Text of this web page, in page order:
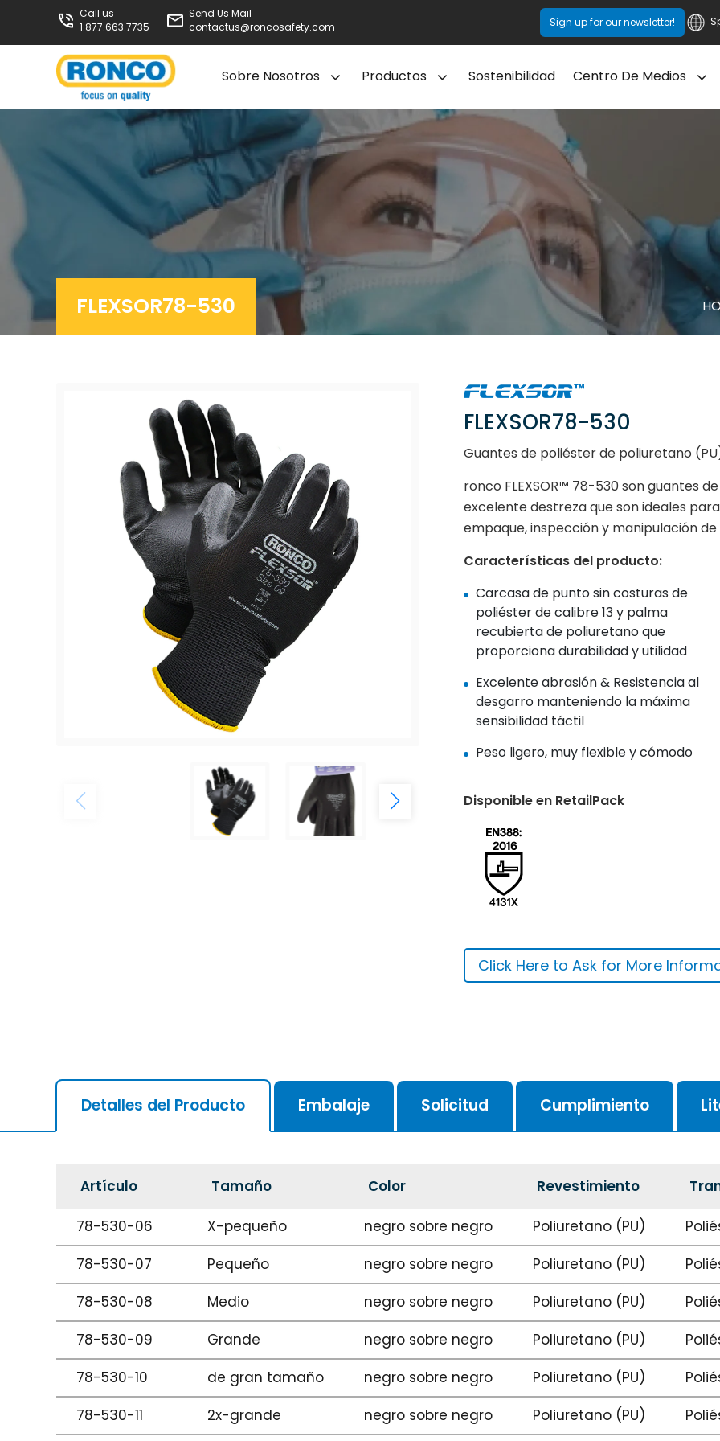
Call us
1.877.663.7735
Send Us Mail
contactus@roncosafety.com
Sign up for our newsletter!
Sobre Nosotros Productos Sostenibilidad Centro De Medios
FLEXSOR78-530
FLEXSOR78-530
Guantes de poliéster de poliuretano
ronco FLEXSOR™ 78-530 son guantes
excelente destreza que son ideales
empaque, inspección y manipulación de
Características del producto:
Carcasa de punto sin costuras de
poliéster de calibre 13 y palma
recubierta de poliuretano que
proporciona durabilidad y utilidad
Excelente abrasión & Resistencia al
desgarro manteniendo la máxima
sensibilidad táctil
Peso ligero, muy flexible y cómodo
Disponible en RetailPack
Click Here to Ask for More
Detalles del Producto Embalaje Solicitud Cumplimiento
Artículo Tamaño Color Revestimiento
78-530-06 X-pequeño negro sobre negro Poliuretano (PU)
78-530-07
Pequeño negro sobre negro Poliuretano (PU)
78-530-08
Medio negro sobre negro Poliuretano (PU)
78-530-09
Grande negro sobre negro Poliuretano (PU)
78-530-10
de gran tamaño negro sobre negro Poliuretano (PU)
78-530-11
2x-grande negro sobre negro Poliuretano (PU)